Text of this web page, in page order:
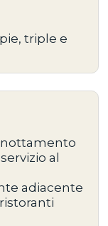
triple e
al
adiacente